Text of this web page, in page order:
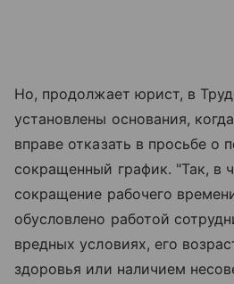
Но, продолжает юрист, в
установлены основания,
вправе отказать в просьбе о
сокращенный график. "Так, в
сокращение рабочего
обусловлено работой
вредных условиях, его
здоровья или наличием